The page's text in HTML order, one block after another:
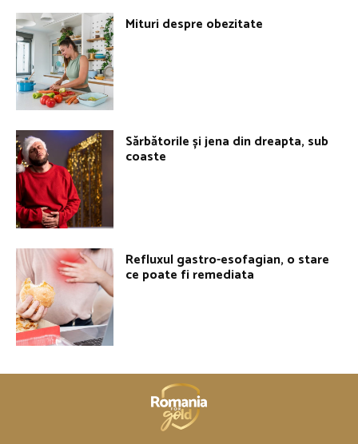
Mituri despre obezitate
Sărbătorile și jena din dreapta, sub
coaste
Refluxul gastro-esofagian, o stare
ce poate fi remediata